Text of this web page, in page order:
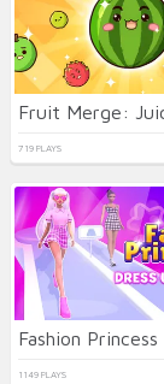
719 PLAYS
1149 PLAYS